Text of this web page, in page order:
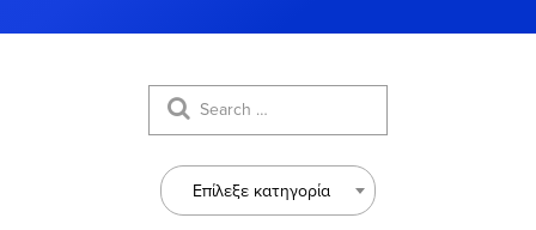
Επίλεξε κατηγορία